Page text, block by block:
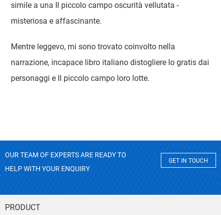
simile a una Il piccolo campo oscurità vellutata -
misteriosa e affascinante.
Mentre leggevo, mi sono trovato coinvolto nella
narrazione, incapace libro italiano distogliere lo gratis dai
personaggi e Il piccolo campo loro lotte.
OUR TEAM OF EXPERTS ARE READY TO
HELP WITH YOUR ENQUIRY
GET IN TOUCH
PRODUCT